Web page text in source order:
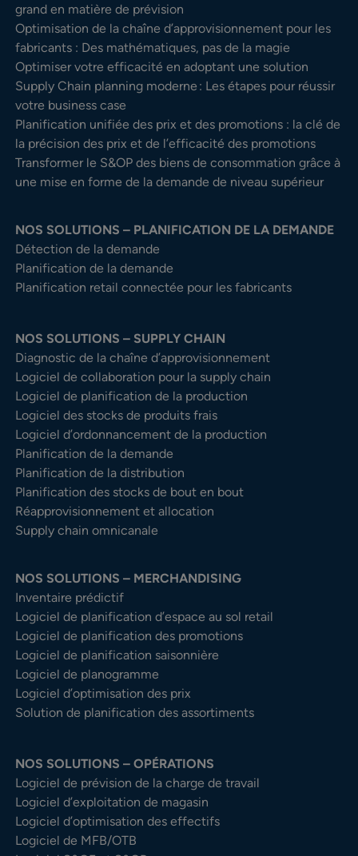
grand en matière de prévision
Optimisation de la chaîne d’approvisionnement pour les
fabricants : Des mathématiques, pas de la magie
Optimiser votre efficacité en adoptant une solution
Supply Chain planning moderne : Les étapes pour réussir
votre business case
Planification unifiée des prix et des promotions : la clé de
la précision des prix et de l’efficacité des promotions
Transformer le S&OP des biens de consommation grâce à
une mise en forme de la demande de niveau supérieur
NOS SOLUTIONS – PLANIFICATION DE LA DEMANDE
Détection de la demande
Planification de la demande
Planification retail connectée pour les fabricants
NOS SOLUTIONS – SUPPLY CHAIN
Diagnostic de la chaîne d’approvisionnement
Logiciel de collaboration pour la supply chain
Logiciel de planification de la production
Logiciel des stocks de produits frais
Logiciel d’ordonnancement de la production
Planification de la demande
Planification de la distribution
Planification des stocks de bout en bout
Réapprovisionnement et allocation
Supply chain omnicanale
NOS SOLUTIONS – MERCHANDISING
Inventaire prédictif
Logiciel de planification d’espace au sol retail
Logiciel de planification des promotions
Logiciel de planification saisonnière
Logiciel de planogramme
Logiciel d’optimisation des prix
Solution de planification des assortiments
NOS SOLUTIONS – OPÉRATIONS
Logiciel de prévision de la charge de travail
Logiciel d’exploitation de magasin
Logiciel d’optimisation des effectifs
Logiciel de MFB/OTB